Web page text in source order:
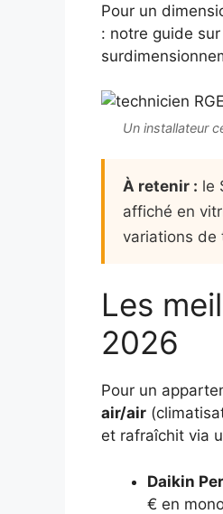
Pour un
: notre guide sur
Un installateur
À retenir : le
affiché en
variations de
Les
2026
Pour un
air/air
et rafraîchit via
Daikin
€ en